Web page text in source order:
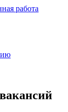
работа